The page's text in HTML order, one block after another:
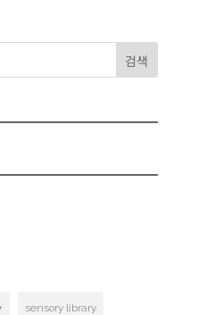
검색
sensory library